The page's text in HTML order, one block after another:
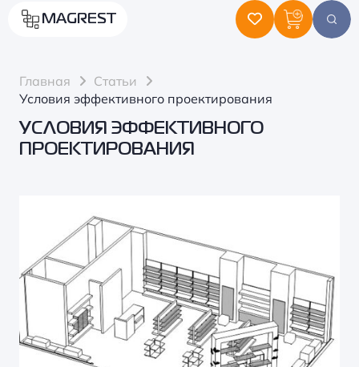
MAGREST
Главная
Статьи
Условия эффективного проектирования
УСЛОВИЯ ЭФФЕКТИВНОГО
ПРОЕКТИРОВАНИЯ